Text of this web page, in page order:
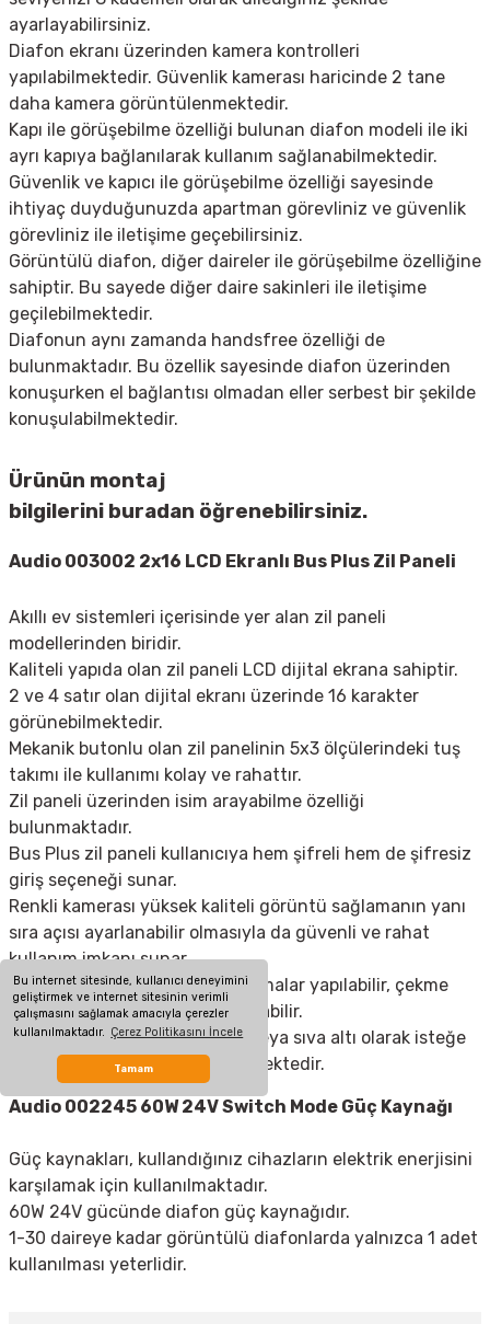
Bu internet sitesinde, kullanıcı deneyimini
geliştirmek ve internet sitesinin verimli
çalışmasını sağlamak amacıyla çerezler
kullanılmaktadır. Çerez Politikasını İncele
Tamam
ayarlayabilirsiniz.
Diafon ekranı üzerinden kamera kontrolleri
yapılabilmektedir. Güvenlik kamerası haricinde 2 tane
daha kamera görüntülenmektedir.
Kapı ile görüşebilme özelliği bulunan diafon modeli ile iki
ayrı kapıya bağlanılarak kullanım sağlanabilmektedir.
Güvenlik ve kapıcı ile görüşebilme özelliği sayesinde
ihtiyaç duyduğunuzda apartman görevliniz ve güvenlik
görevliniz ile iletişime geçebilirsiniz.
Görüntülü diafon, diğer daireler ile görüşebilme özelliğine
sahiptir. Bu sayede diğer daire sakinleri ile iletişime
geçilebilmektedir.
Diafonun aynı zamanda handsfree özelliği de
bulunmaktadır. Bu özellik sayesinde diafon üzerinden
konuşurken el bağlantısı olmadan eller serbest bir şekilde
konuşulabilmektedir.
Ürünün montaj
bilgilerini buradan öğrenebilirsiniz.
Audio 003002 2x16 LCD Ekranlı Bus Plus Zil Paneli
Akıllı ev sistemleri içerisinde yer alan zil paneli
modellerinden biridir.
Kaliteli yapıda olan zil paneli LCD dijital ekrana sahiptir.
2 ve 4 satır olan dijital ekranı üzerinde 16 karakter
görünebilmektedir.
Mekanik butonlu olan zil panelinin 5x3 ölçülerindeki tuş
takımı ile kullanımı kolay ve rahattır.
Zil paneli üzerinden isim arayabilme özelliği
bulunmaktadır.
Bus Plus zil paneli kullanıcıya hem şifreli hem de şifresiz
giriş seçeneği sunar.
Renkli kamerası yüksek kaliteli görüntü sağlamanın yanı
sıra açısı ayarlanabilir olmasıyla da güvenli ve rahat
kullanım imkanı sunar.
Kapı otomatiği üzerinde ayarlamalar yapılabilir, çekme
süresi istenilen şekilde ayarlanabilir.
Montaj işlemleri ise sıva üstü veya sıva altı olarak isteğe
bağlı şekilde gerçekleştirilebilmektedir.
Audio 002245 60W 24V Switch Mode Güç Kaynağı
Güç kaynakları, kullandığınız cihazların elektrik enerjisini
karşılamak için kullanılmaktadır.
60W 24V gücünde diafon güç kaynağıdır.
1-30 daireye kadar görüntülü diafonlarda yalnızca 1 adet
kullanılması yeterlidir.